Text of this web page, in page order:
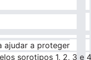
ajudar a proteger
sorotipos 1, 2, 3 e 4